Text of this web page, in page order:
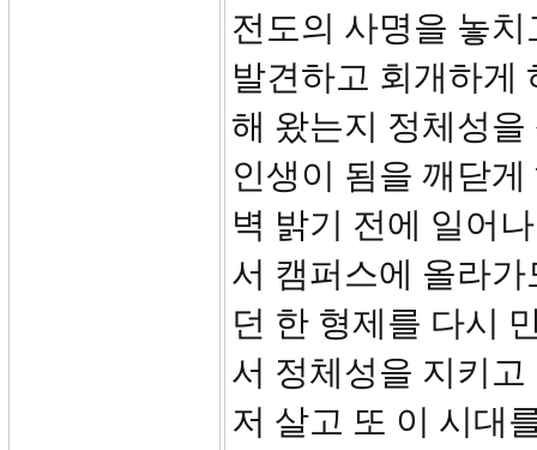
전도의 사명을 놓
발견하고 회개하게
해 왔는지 정체성
인생이 됨을 깨닫
벽 밝기 전에 일어
서 캠퍼스에 올라
던 한 형제를 다시
서 정체성을 지키
저 살고 또 이 시대